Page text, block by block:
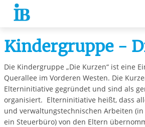
Springe zum Inhalt
Kindergruppe -
Die Kindergruppe „Die Kurzen“ ist eine
Querallee im Vorderen Westen. Die
Elterninitiative gegründet und sind als
organisiert. Elterninitiative heißt, dass
und verwaltungstechnischen Arbeiten
ein Steuerbüro) von den Eltern